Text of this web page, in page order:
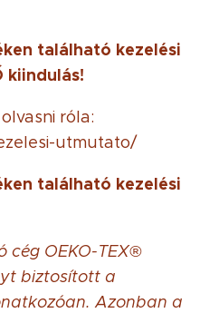
található kezelési
kiindulás!
róla:
utmutato/
található kezelési
cég OEKO-TEX®
biztosított a
Azonban a